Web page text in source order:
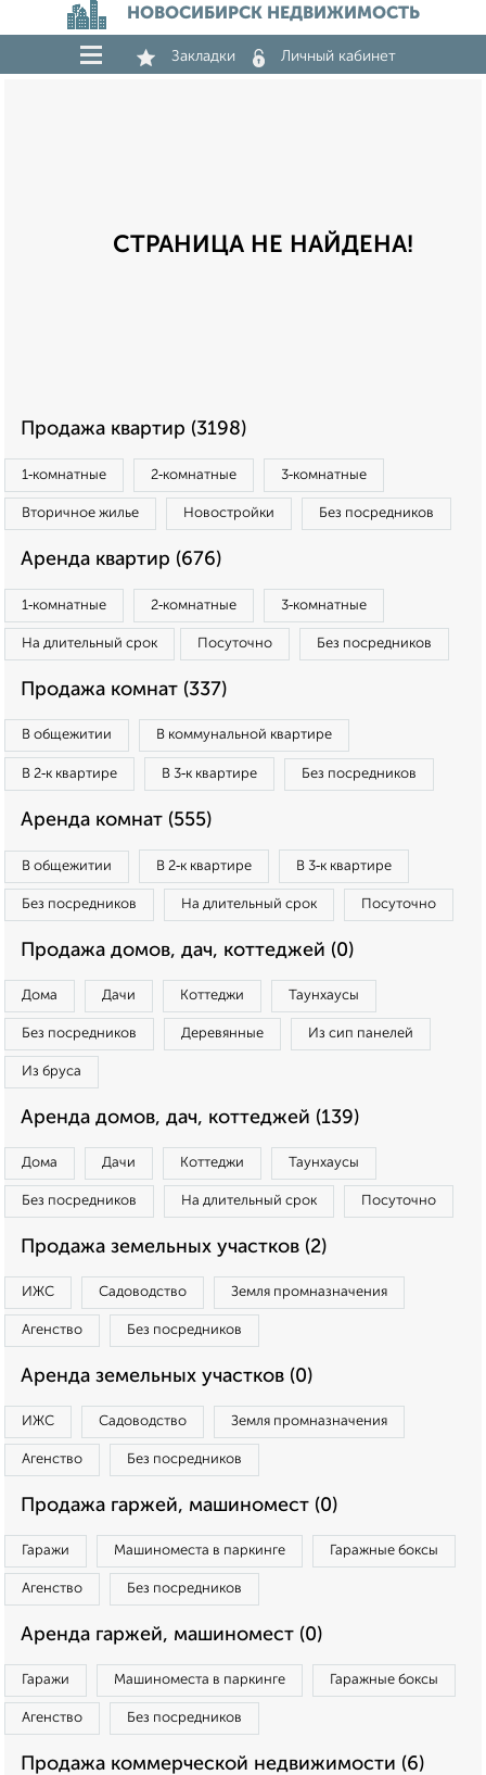
НОВОСИБИРСК НЕДВИЖИМОСТЬ
Закладки Личный кабинет
СТРАНИЦА НЕ НАЙДЕНА!
Продажа квартир (3198)
1‑комнатные 2‑комнатные 3‑комнатные
Вторичное жилье Новостройки Без посредников
Аренда квартир (676)
1‑комнатные 2‑комнатные 3‑комнатные
На длительный срок Посуточно Без посредников
Продажа комнат (337)
В общежитии В коммунальной квартире
В 2‑к квартире В 3‑к квартире Без посредников
Аренда комнат (555)
В общежитии В 2‑к квартире В 3‑к квартире
Без посредников На длительный срок Посуточно
Продажа домов, дач, коттеджей (0)
Дома Дачи Коттеджи Таунхаусы
Без посредников Деревянные Из сип панелей
Из бруса
Аренда домов, дач, коттеджей (139)
Дома Дачи Коттеджи Таунхаусы
Без посредников На длительный срок Посуточно
Продажа земельных участков (2)
ИЖС Садоводство Земля промназначения
Агенство Без посредников
Аренда земельных участков (0)
ИЖС Садоводство Земля промназначения
Агенство Без посредников
Продажа гаржей, машиномест (0)
Гаражи Машиноместа в паркинге Гаражные боксы
Агенство Без посредников
Аренда гаржей, машиномест (0)
Гаражи Машиноместа в паркинге Гаражные боксы
Агенство Без посредников
Продажа коммерческой недвижимости (6)